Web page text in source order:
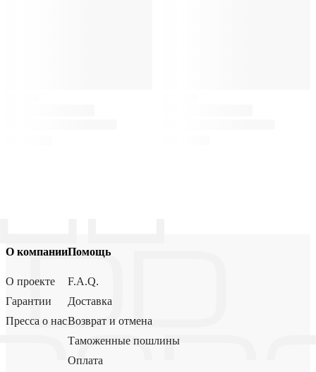
О компании
О проекте
Гарантии
Пресса о нас
Помощь
F.A.Q.
Доставка
Возврат и отмена
Таможенные пошлины
Оплата